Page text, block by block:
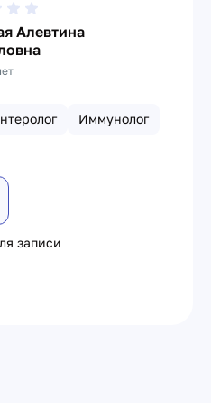
Алевтина
Иммунолог
записи